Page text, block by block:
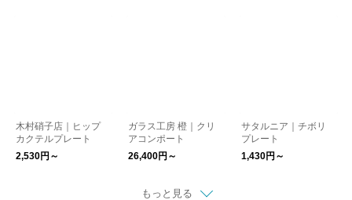
木村硝子店｜ヒップ
カクテルプレート
2,530円～
ガラス工房 橙｜クリ
アコンポート
26,400円～
サタルニア｜チボリ
プレート
1,430円～
もっと見る